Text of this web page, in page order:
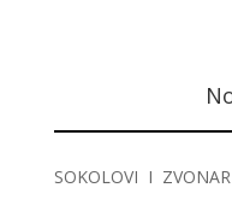
SOKOLOVI I